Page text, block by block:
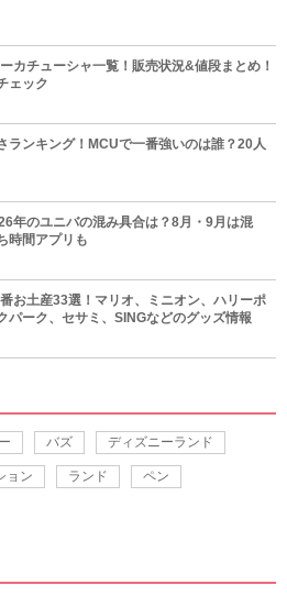
カチューシャ一覧！販売状況&値段まとめ！
ェック
ランキング！MCUで一番強いのは誰？20人
年のユニバの混み具合は？8月・9月は混
時間アプリも
お土産33選！マリオ、ミニオン、ハリーポ
パーク、セサミ、SINGなどのグッズ情報
バズ ディズニーランド
ョン ランド ペン